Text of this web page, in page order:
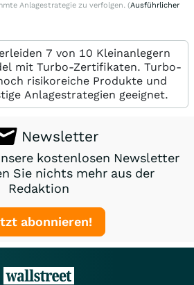
Anlagestrategie zu verfolgen. (Ausführlicher
7 von 10 Kleinanlegern
mit Turbo-Zertifikaten. Turbo-
risikoreiche Produkte und
Anlagestrategien geeignet.
Newsletter
kostenlosen Newsletter
Sie nichts mehr aus der
Redaktion
abonnieren!